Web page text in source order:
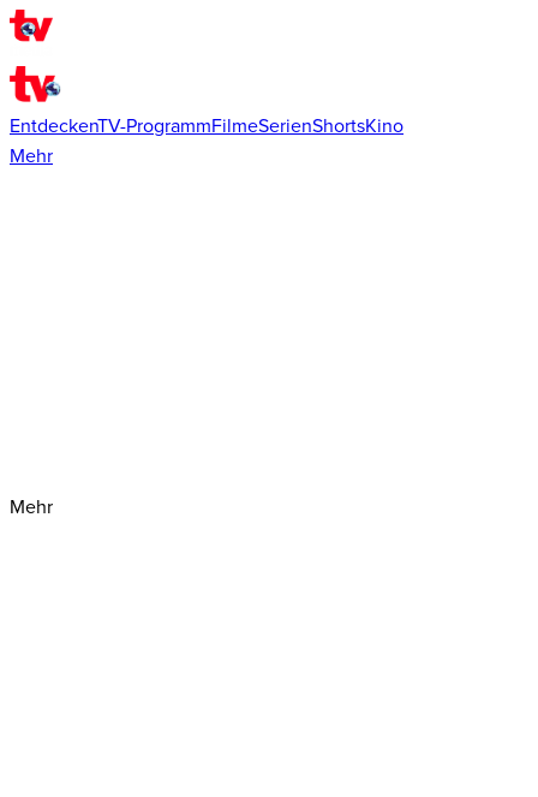
EntdeckenTV-ProgrammFilmeSerienShortsKino
Mehr
Mehr